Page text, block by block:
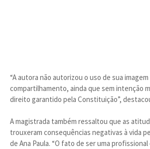
“A autora não autorizou o uso de sua imagem
compartilhamento, ainda que sem intenção
direito garantido pela Constituição”,
A magistrada também ressaltou que as
trouxeram consequências negativas à vida
de Ana Paula. “O fato de ser uma